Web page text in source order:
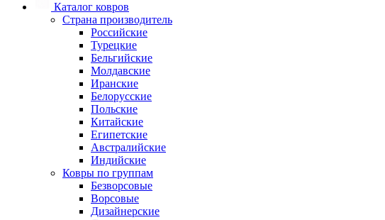
Каталог ковров
Страна производитель
Российские
Турецкие
Бельгийские
Молдавские
Иранские
Белорусские
Польские
Китайские
Египетские
Австралийские
Индийские
Ковры по группам
Безворсовые
Ворсовые
Дизайнерские